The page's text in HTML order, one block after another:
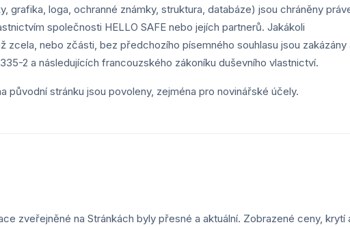
grafika, loga, ochranné známky, struktura, databáze) jsou chráněny
společnosti HELLO SAFE nebo jejích partnerů. Jakákoli
zcela, nebo zčásti, bez předchozího písemného souhlasu jsou zakázány
2 a následujících francouzského zákoníku duševního vlastnictví.
původní stránku jsou povoleny, zejména pro novinářské účely.
zveřejněné na Stránkách byly přesné a aktuální. Zobrazené ceny, krytí